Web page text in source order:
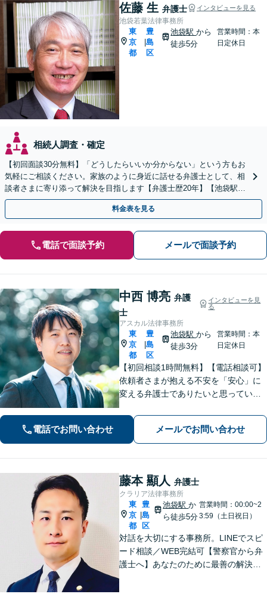
佐藤 生 弁護士 インタビューを見る
池袋若葉法律事務所
東
京
都
豊
島
区
池袋駅から
徒歩5分
営業時間：本
日定休日
相続人調査・確定
【初回面談30分無料】「どうしたらいいか分からない」という方もお
気軽にご相談ください。家族のように身近に話せる弁護士として、相
談者さまに寄り添って解決を目指します【弁護士歴20年】【池袋駅5
分】
料金表を見る
電話で面談予約 メールで面談予約
中西 博亮 弁護
士
インタビューを見
る
アスカル法律事務所
東
京
都
豊
島
区
池袋駅から
徒歩3分
営業時間：本
日定休日
【初回相談1時間無料】【電話相談可】
依頼者さまが抱える不安を「安心」に
変える弁護士でありたいと思っていま
依頼者さまと密にコミュニケーション
を取ることを大切にしています。【休
日・夜間面談可】【メール・WEB相談
可】
電話でお問い合わせ メールでお問い合わせ
藤本 顯人 弁護士
クラリア法律事務所
東
京
都
|
豊
島
区
池袋駅か
ら徒歩5分
営業時間：00:00~2
3:59（土日祝日）
対話を大切にする事務所。LINEでスピ
ード相談／WEB完結可【警察官から弁
護士へ】あなたのために最善の解決を